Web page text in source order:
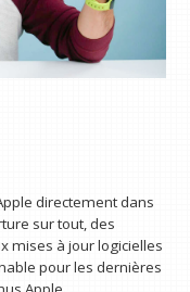
directement dans
sur tout, des
mises à jour logicielles
pour les dernières